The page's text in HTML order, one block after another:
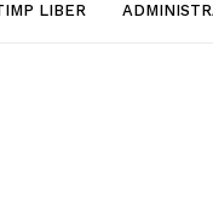
LIBER